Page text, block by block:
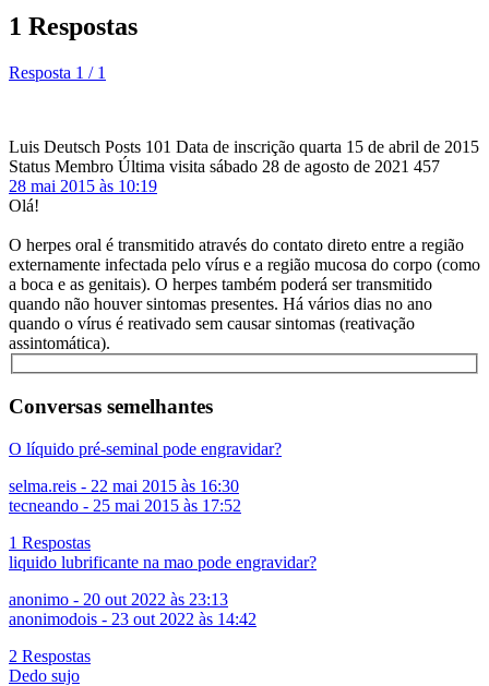
1 Respostas
Resposta 1 / 1
Luis Deutsch Posts 101 Data de inscrição quarta 15 de abril de 2015
Status Membro Última visita sábado 28 de agosto de 2021 457
28 mai 2015 às 10:19
Olá!
O herpes oral é transmitido através do contato direto entre a região
externamente infectada pelo vírus e a região mucosa do corpo (como
a boca e as genitais). O herpes também poderá ser transmitido
quando não houver sintomas presentes. Há vários dias no ano
quando o vírus é reativado sem causar sintomas (reativação
assintomática).
Conversas semelhantes
O líquido pré-seminal pode engravidar?
selma.reis - 22 mai 2015 às 16:30
tecneando - 25 mai 2015 às 17:52
1 Respostas
liquido lubrificante na mao pode engravidar?
anonimo - 20 out 2022 às 23:13
anonimodois - 23 out 2022 às 14:42
2 Respostas
Dedo sujo